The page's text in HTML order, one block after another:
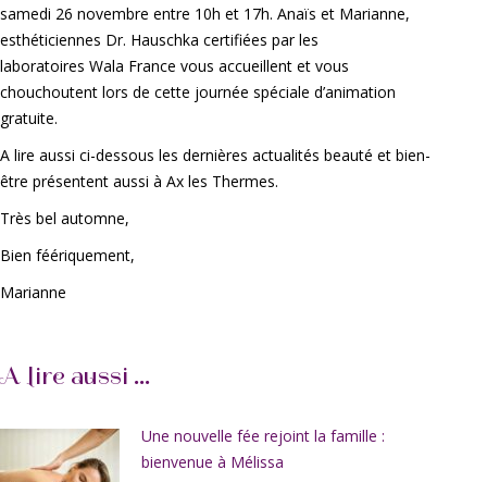
samedi 26 novembre entre 10h et 17h. Anaïs et Marianne,
esthéticiennes Dr. Hauschka certifiées par les
laboratoires Wala France vous accueillent et vous
chouchoutent lors de cette journée spéciale d’animation
gratuite.
A lire aussi ci-dessous les dernières actualités beauté et bien-
être présentent aussi à Ax les Thermes.
Très bel automne,
Bien féériquement,
Marianne
A lire aussi ...
Une nouvelle fée rejoint la famille :
bienvenue à Mélissa